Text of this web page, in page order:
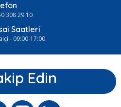
308 29 10
Saatleri
- 09:00-17:00
Edin